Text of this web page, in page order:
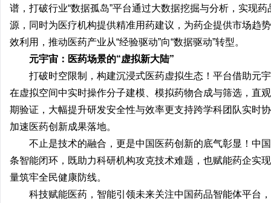
谱，打破行业“数据孤岛”平台通过大数据挖掘与分析，实现
源，同时为医疗机构提供精准用药建议，为药企提供市场趋
效利用，推动医药产业从“经验驱动”向“数据驱动”转型。
元宇宙：医药场景的“虚拟新大陆”
打破时空限制，构建沉浸式医药虚拟生态！平台借助元
在虚拟空间中实时操作分子建模、模拟药物合成与筛选，直
期验证，大幅提升研发安全性与效率更支持跨学科团队实时
加速医药创新成果落地。
不止是技术的融合，更是中国医药创新的底气彰显！中
条智能闭环，既助力科研机构攻克技术难题，也赋能药企实
量筑牢全民健康防线。
科技赋能医药，智能引领未来关注中国药品智能体平台